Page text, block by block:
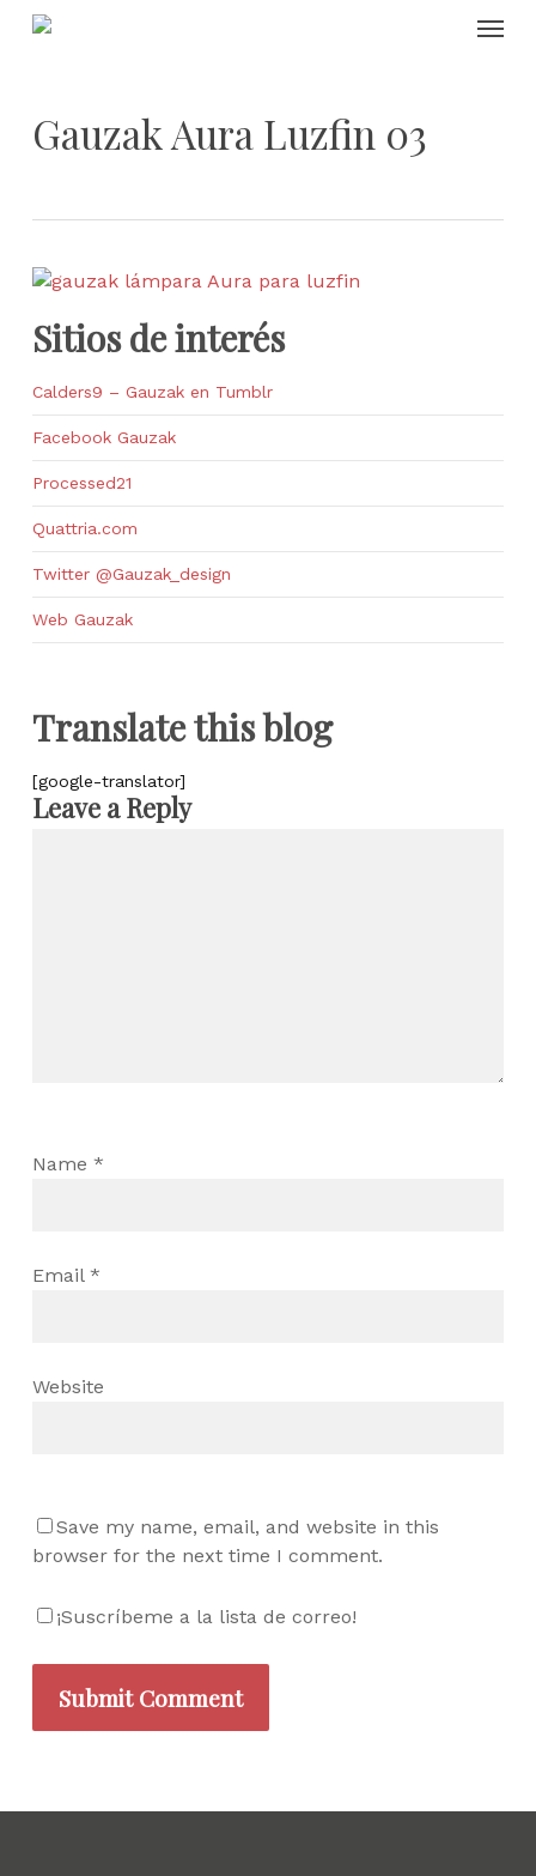
Skip
Menu
Gauzak Aura Luzfin 03
Sitios de interés
Calders9 – Gauzak en Tumblr
Facebook Gauzak
Processed21
Quattria.com
Twitter @Gauzak_design
Web Gauzak
Translate this blog
[google-translator]
Leave a Reply
Name *
Email *
Website
Save my name, email, and website in this
browser for the next time I comment.
¡Suscríbeme a la lista de correo!